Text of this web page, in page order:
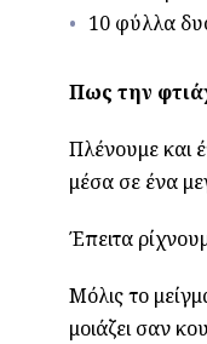
10 φύλλα
Πως την
Πλένουμε και
μέσα σε ένα
Έπειτα
Μόλις το
μοιάζει σαν